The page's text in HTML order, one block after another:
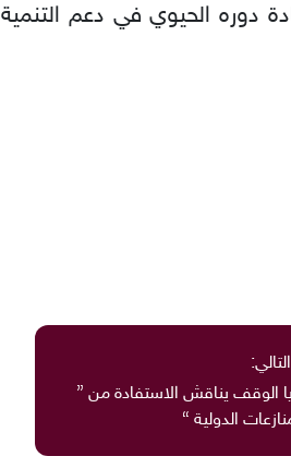
دوره الحيوي في دعم التنمية
الوقف يناقش الاستفادة من ”
الدولية “